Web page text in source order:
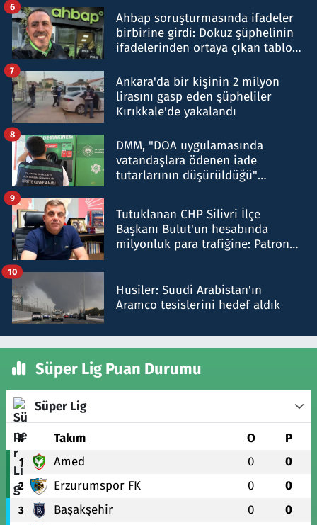
Ahbap soruşturmasında ifadeler
birbirine girdi: Dokuz şüphelinin
ifadelerinden ortaya çıkan tablo
6
Ankara'da bir kişinin 2 milyon
lirasını gasp eden şüpheliler
Kırıkkale'de yakalandı
7
DMM, "DOA uygulamasında
vatandaşlara ödenen iade
tutarlarının düşürüldüğü"
8
Tutuklanan CHP Silivri İlçe
Başkanı Bulut'un hesabında
milyonluk para trafiğine: Patron
9
Husiler: Suudi Arabistan'ın
Aramco tesislerini hedef aldık
10
Süper Lig Puan Durumu
Süper Lig
# Takım O P
1 Amed 0 0
2 Erzurumspor FK 0 0
3 Başakşehir 0 0